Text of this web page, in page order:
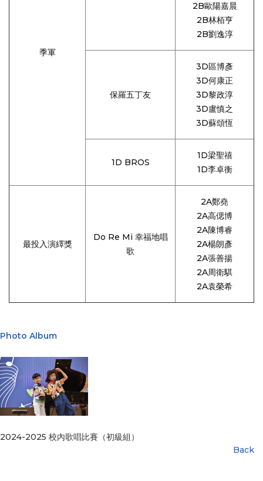
季軍
2B歐陽嘉晨
2B林栢亨
2B劉逸淳
保羅五丁友
3D區博彥
3D何康正
3D黎政淳
3D盧慎之
3D蘇頌恆
1D BROS
1D梁聖禧
1D李卓衡
最投入演繹獎
Do Re Mi 幸福地唱
歌
2A鄭堯
2A高偲博
2A陳博睿
2A楊朗彥
2A張善揚
2A周衛騏
2A袁榮希
Photo Album
2024-2025 校內歌唱比賽（初級組）
Back